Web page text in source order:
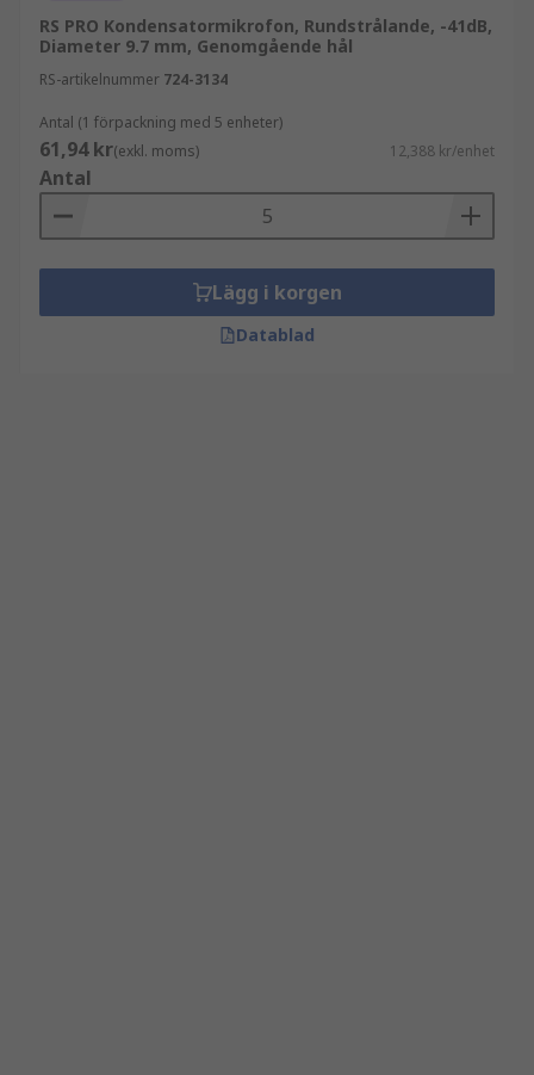
RS PRO Kondensatormikrofon, Rundstrålande, -41dB,
Diameter 9.7 mm, Genomgående hål
RS-artikelnummer 724-3134
Antal (1 förpackning med 5 enheter)
61,94 kr(exkl. moms) 12,388 kr/enhet
Antal
Lägg i korgen
Datablad